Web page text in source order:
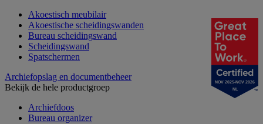
Akoestisch meubilair
Akoestische scheidingswanden
Bureau scheidingswand
Scheidingswand
Spatschermen
Archiefopslag en documentbeheer
Bekijk de hele productgroep
Archiefdoos
Bureau organizer
NOV 2025-NOV 2026
NL